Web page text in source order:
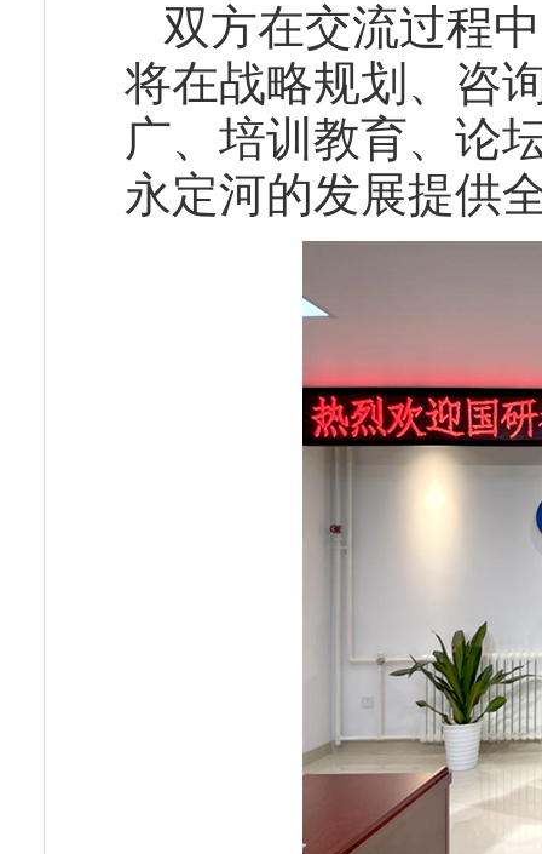
双方在交流过程
将在战略规划、咨
广、培训教育、论
永定河的发展提供